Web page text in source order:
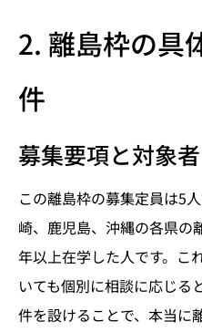
2. 離島枠の具
件
募集要項と対象者
この離島枠の募集定員は5
崎、鹿児島、沖縄の各県の
年以上在学した人です。こ
いても個別に相談に応じる
件を設けることで、本当に